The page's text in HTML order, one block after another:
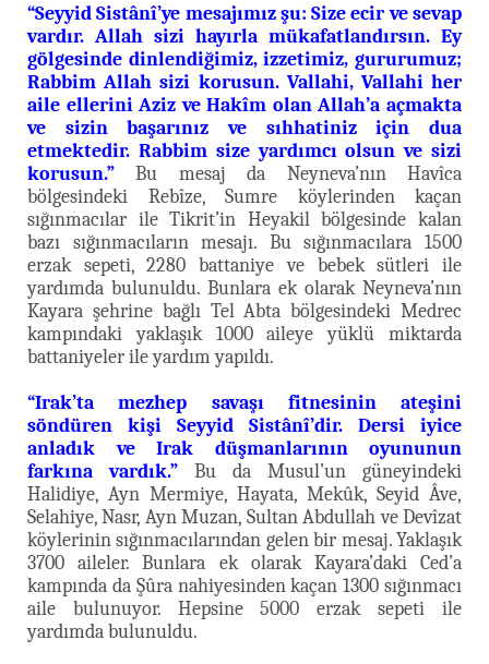
“Seyyid Sistânî’ye mesajımız şu: Size ecir ve sevap
vardır. Allah sizi hayırla mükafatlandırsın. Ey
gölgesinde dinlendiğimiz, izzetimiz, gururumuz;
Rabbim Allah sizi korusun. Vallahi, Vallahi her
aile ellerini Aziz ve Hakîm olan Allah’a açmakta
ve sizin başarınız ve sıhhatiniz için dua
etmektedir. Rabbim size yardımcı olsun ve sizi
korusun.” Bu mesaj da Neyneva’nın Havîca
bölgesindeki Rebîze, Sumre köylerinden kaçan
sığınmacılar ile Tikrit’in Heyakil bölgesinde kalan
bazı sığınmacıların mesajı. Bu sığınmacılara 1500
erzak sepeti, 2280 battaniye ve bebek sütleri ile
yardımda bulunuldu. Bunlara ek olarak Neyneva’nın
Kayara şehrine bağlı Tel Abta bölgesindeki Medrec
kampındaki yaklaşık 1000 aileye yüklü miktarda
battaniyeler ile yardım yapıldı.
“Irak’ta mezhep savaşı fitnesinin ateşini
söndüren kişi Seyyid Sistânî’dir. Dersi iyice
anladık ve Irak düşmanlarının oyununun
farkına vardık.” Bu da Musul’un güneyindeki
Halidiye, Ayn Mermiye, Hayata, Mekûk, Seyid Âve,
Selahiye, Nasr, Ayn Muzan, Sultan Abdullah ve Devîzat
köylerinin sığınmacılarından gelen bir mesaj. Yaklaşık
3700 aileler. Bunlara ek olarak Kayara’daki Ced’a
kampında da Şûra nahiyesinden kaçan 1300 sığınmacı
aile bulunuyor. Hepsine 5000 erzak sepeti ile
yardımda bulunuldu.